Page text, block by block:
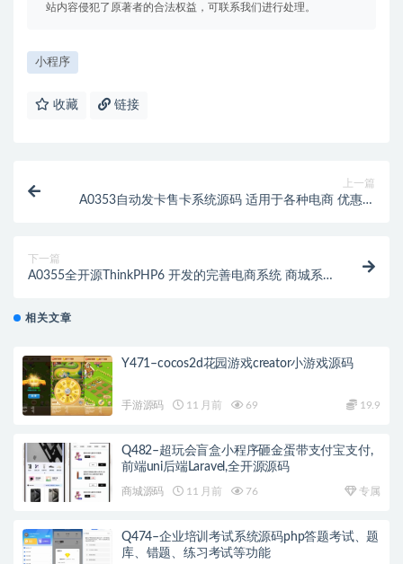
站内容侵犯了原著者的合法权益，可联系我们进行处理。
小程序
收藏 链接
上一篇
A0353自动发卡售卡系统源码 适用于各种电商 优惠卷
下一篇
A0355全开源ThinkPHP6 开发的完善电商系统 商城系
相关文章
Y471–cocos2d花园游戏creator小游戏源码
手游源码 11 月前 69 19.9
Q482–超玩会盲盒小程序砸金蛋带支付宝支付,
前端uni后端Laravel,全开源源码
商城源码 11 月前 76 专属
Q474–企业培训考试系统源码php答题考试、题
库、错题、练习考试等功能